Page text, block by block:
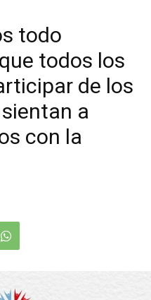
todo
todos los
de los
a
con la